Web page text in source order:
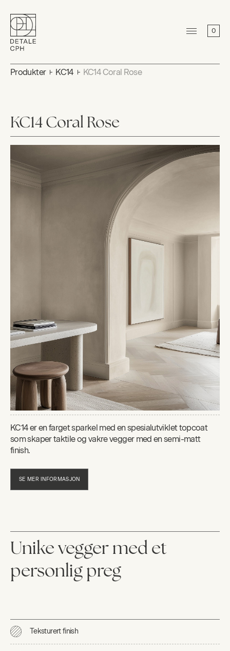
0
Produkter KC14 KC14 Coral Rose
KC14 Coral Rose
KC14 er en farget sparkel med en spesialutviklet topcoat
som skaper taktile og vakre vegger med en semi-matt
finish.
SE MER INFORMASJON
Unike vegger med et
personlig preg
Teksturert finish